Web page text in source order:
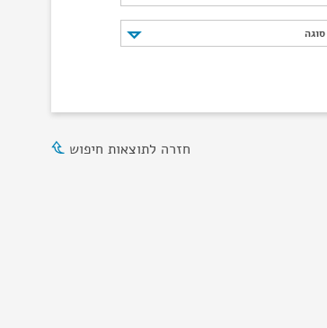
חזרה לתוצאות חיפוש